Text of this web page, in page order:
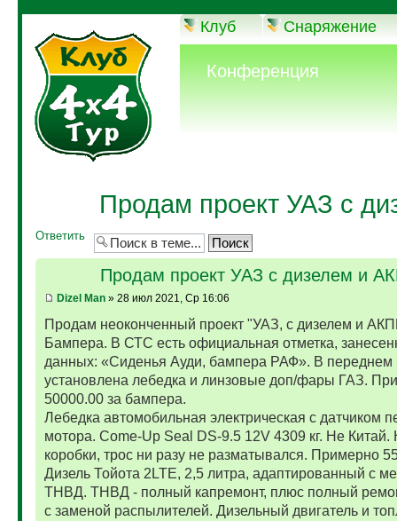
Клуб Снаряжение
Конференция
Продам проект УАЗ с
Ответить
Продам проект УАЗ с дизелем и
Dizel Man» 28 июл 2021, Ср 16:06
Продам неоконченный проект "УАЗ, с дизелем и
Бампера. В СТС есть официальная отметка,
данных: «Сиденья Ауди, бампера РАФ». В переднем
установлена лебедка и линзовые доп/фары ГАЗ.
50000.00 за бампера.
Лебедка автомобильная электрическая с датчиком
мотора. Come-Up Seal DS-9.5 12V 4309 кг. Не Китай.
коробки, трос ни разу не разматывался. Примерно
Дизель Тойота 2LTE, 2,5 литра, адаптированный с
ТНВД. ТНВД - полный капремонт, плюс полный
с заменой распылителей. Дизельный двигатель и